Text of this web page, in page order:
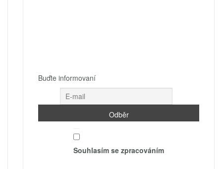
Buďte informovaní
Souhlasím se zpracováním